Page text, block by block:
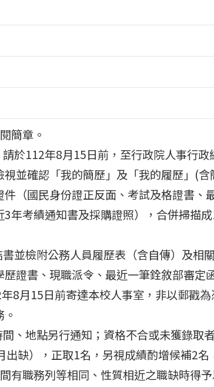
簡章。
於112年8月15日前，至行政院人事行
並確認「我的簡歷」及「我的履歷」(含
（國民身份證正反面、考試及格證書、
年考績通知書及採購證照），合併掃描
並檢附公務人員履歷表（含自傳）及相
證書、現職派令、最近一筆銓敘部審定
8月15日前寄達本校人事室，非以郵戳
、地點另行通知；資格不合或未獲錄取
缺），正取1名，另視成績酌增候補2名
有職務列等相同、性質相近之職缺時得